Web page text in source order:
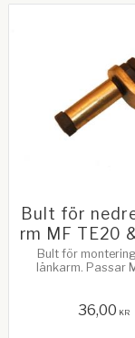
Bult för
rm MF TE20
Bult för
länkarm. Passar
36,00 KR